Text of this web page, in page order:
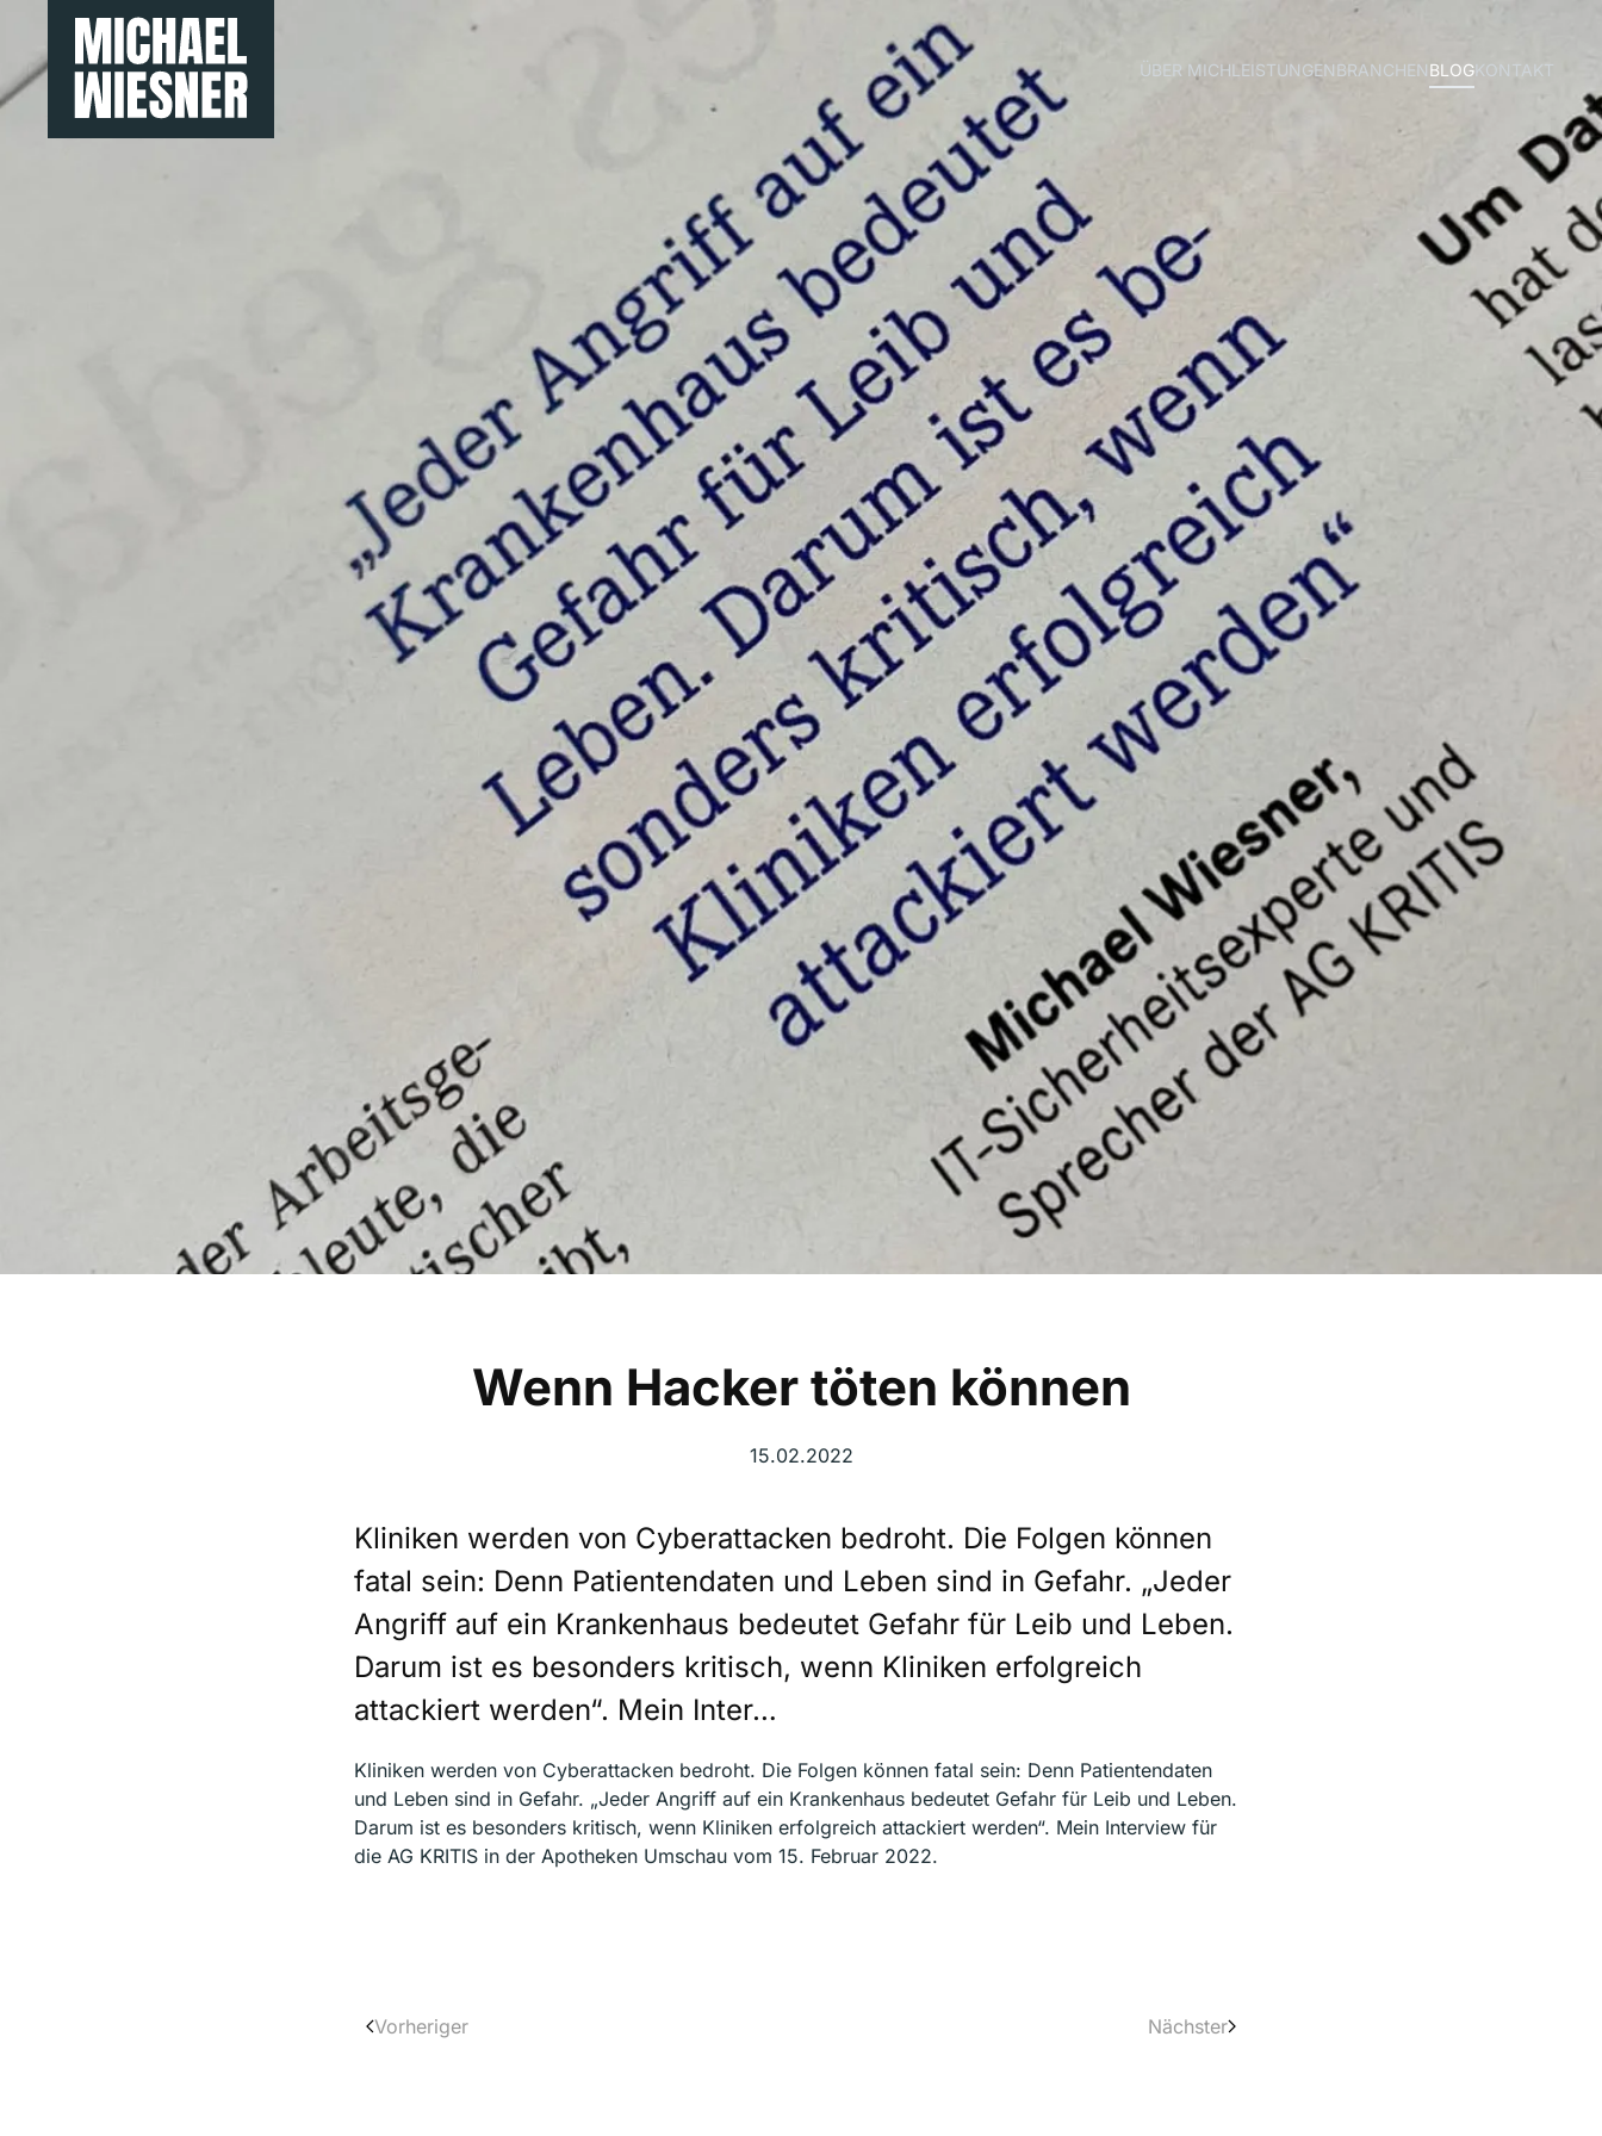
ÜBER MICHLEISTUNGENBRANCHENBLOGKONTAKT
Wenn Hacker töten können
15.02.2022
Kliniken werden von Cyberattacken bedroht. Die Folgen können
fatal sein: Denn Patientendaten und Leben sind in Gefahr. „Jeder
Angriff auf ein Krankenhaus bedeutet Gefahr für Leib und Leben.
Darum ist es besonders kritisch, wenn Kliniken erfolgreich
attackiert werden“. Mein Inter…
Kliniken werden von Cyberattacken bedroht. Die Folgen können fatal sein: Denn Patientendaten
und Leben sind in Gefahr. „Jeder Angriff auf ein Krankenhaus bedeutet Gefahr für Leib und Leben.
Darum ist es besonders kritisch, wenn Kliniken erfolgreich attackiert werden“. Mein Interview für
die AG KRITIS in der Apotheken Umschau vom 15. Februar 2022.
Vorheriger Nächster